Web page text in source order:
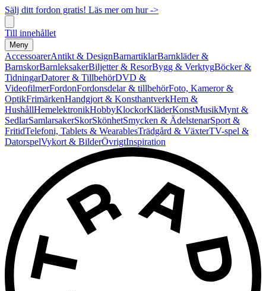
Sälj ditt fordon gratis! Läs mer om hur ->
Till innehållet
Meny
AccessoarerAntikt & DesignBarnartiklarBarnkläder &
BarnskorBarnleksakerBiljetter & ResorBygg & VerktygBöcker &
TidningarDatorer & TillbehörDVD &
VideofilmerFordonFordonsdelar & tillbehörFoto, Kameror &
OptikFrimärkenHandgjort & KonsthantverkHem &
HushållHemelektronikHobbyKlockorKläderKonstMusikMynt &
SedlarSamlarsakerSkorSkönhetSmycken & ÄdelstenarSport &
FritidTelefoni, Tablets & WearablesTrädgård & VäxterTV-spel &
DatorspelVykort & BilderÖvrigtInspiration